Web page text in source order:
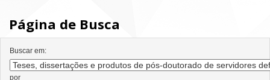
Página de Busca
Buscar em:
por